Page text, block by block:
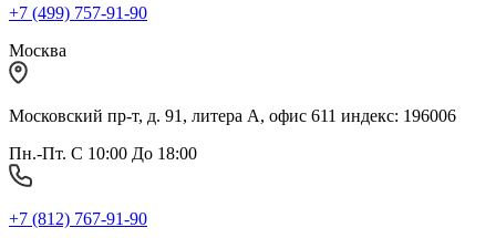
+7 (499) 757-91-90
Москва
Московский пр-т, д. 91, литера А, офис 611 индекс: 196006
Пн.-Пт. С 10:00 До 18:00
+7 (812) 767-91-90